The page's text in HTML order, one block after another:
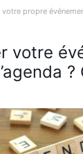
votre propre
votre
?